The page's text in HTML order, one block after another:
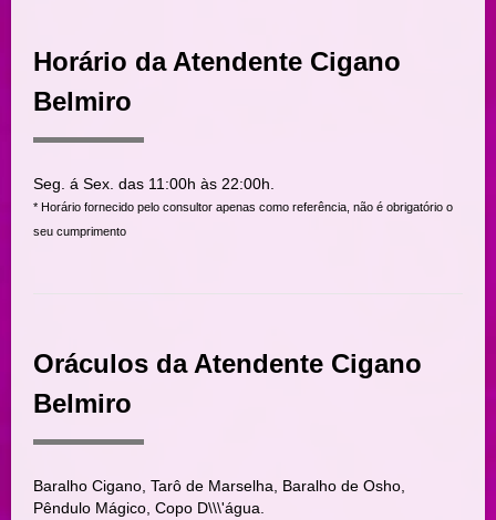
Horário da Atendente Cigano
Belmiro
Seg. á Sex. das 11:00h às 22:00h.
* Horário fornecido pelo consultor apenas como referência, não é obrigatório o
seu cumprimento
Oráculos da Atendente Cigano
Belmiro
Baralho Cigano, Tarô de Marselha, Baralho de Osho,
Pêndulo Mágico, Copo D\\\'água.